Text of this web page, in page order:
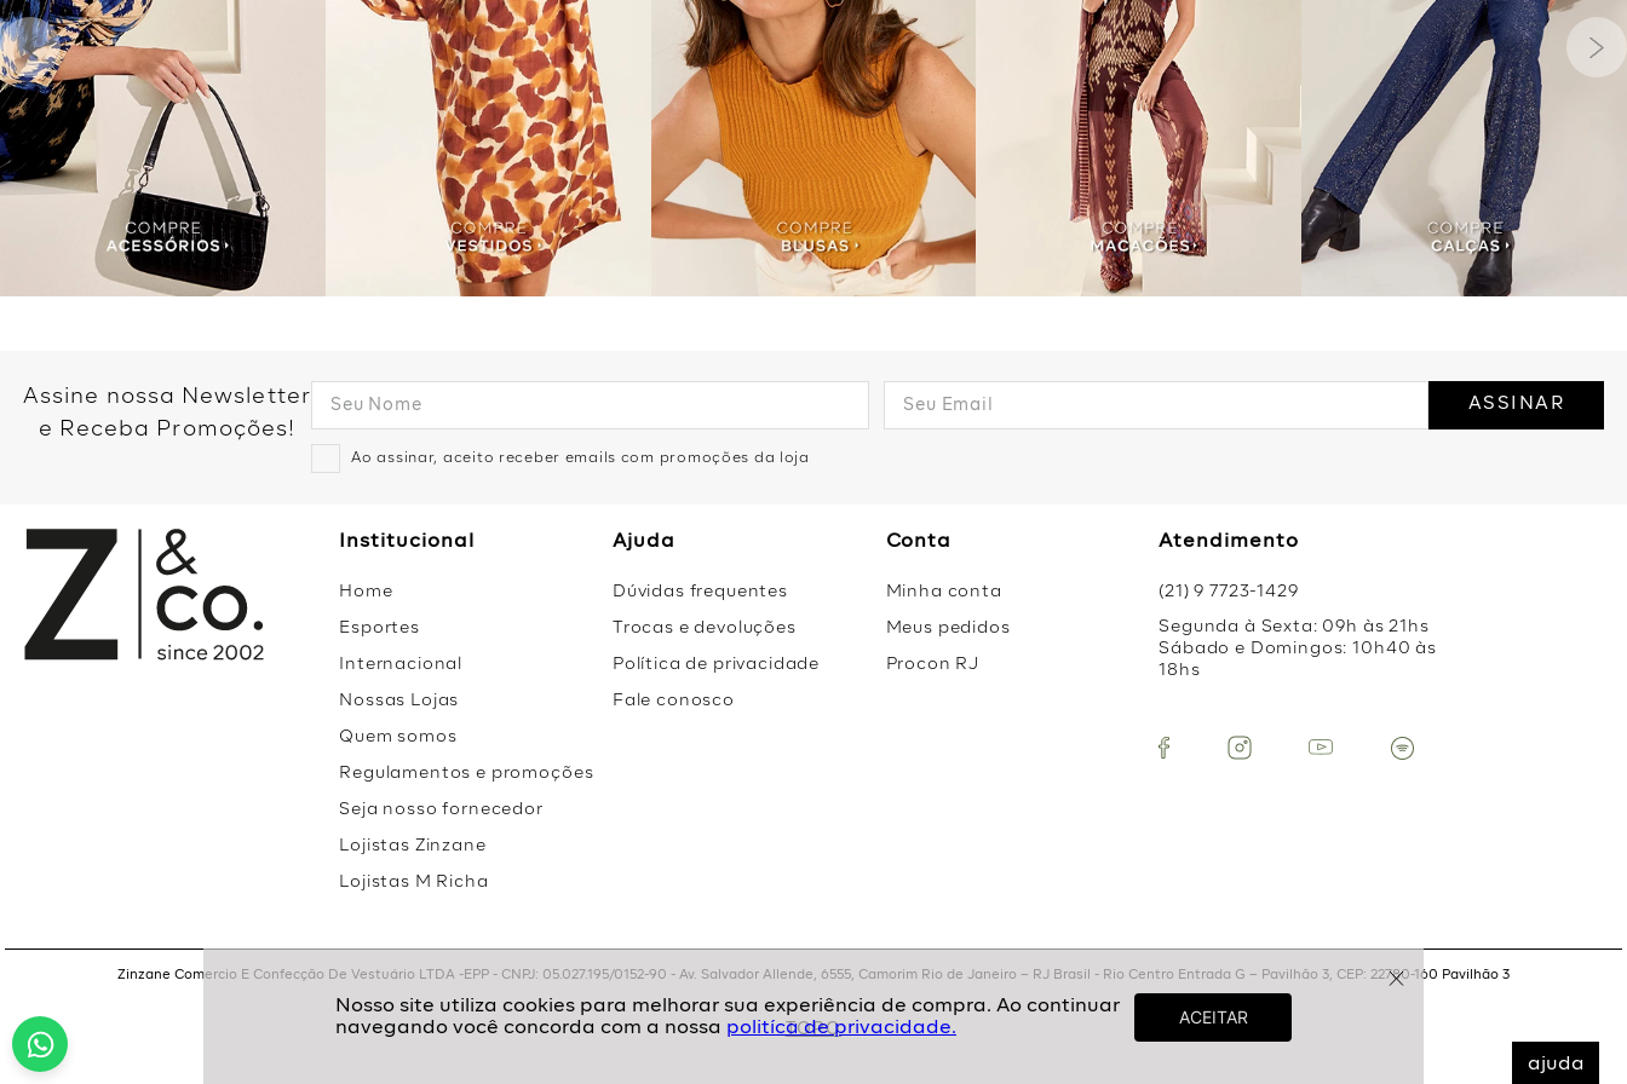
ajuda
politíca de privacidade.
Assine nossa Newsletter
e Receba Promoções!
Ao assinar, aceito receber emails com promoções da loja
ASSINAR
Institucional
Home
Esportes
Internacional
Nossas Lojas
Quem somos
Regulamentos e promoções
Seja nosso fornecedor
Lojistas Zinzane
Lojistas M Richa
Ajuda
Dúvidas frequentes
Trocas e devoluções
Política de privacidade
Fale conosco
Conta
Minha conta
Meus pedidos
Procon RJ
Atendimento
(21) 9 7723-1429
Segunda à Sexta: 09h às 21hs
Sábado e Domingos: 10h40 às
18hs
Zinzane Comercio E Confecção De Vestuário LTDA -EPP - CNPJ: 05.027.195/0152-90 - Av. Salvador Allende, 6555, Camorim Rio de Janeiro – RJ Brasil - Rio Centro Entrada G – Pavilhão 3, CEP: 22780-160 Pavilhão 3
TOPO